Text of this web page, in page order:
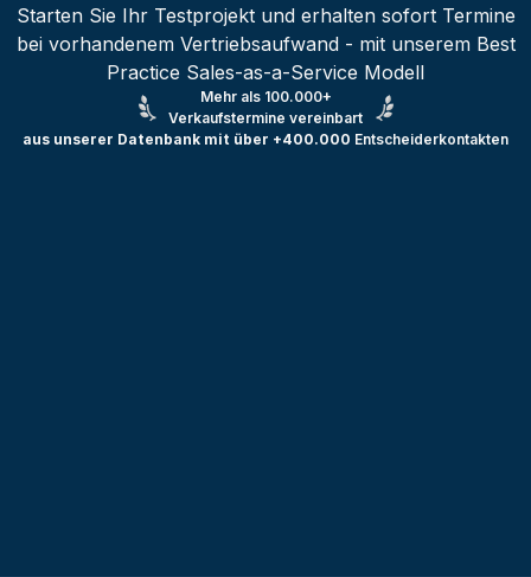
Starten Sie Ihr Testprojekt und erhalten sofort Termine
bei vorhandenem Vertriebsaufwand - mit unserem Best
Practice Sales-as-a-Service Modell
Mehr als 100.000+
Verkaufstermine vereinbart
aus unserer Datenbank mit über +400.000 Entscheiderkontakten